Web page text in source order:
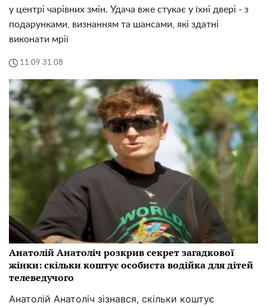
у центрі чарівних змін. Удача вже стукає у їхні двері - з
подарунками, визнанням та шансами, які здатні
виконати мрії
11:09 31.08
Анатолій Анатоліч розкрив секрет загадкової
жінки: скільки коштує особиста водійка для дітей
телеведучого
Анатолій Анатоліч зізнався, скільки коштує